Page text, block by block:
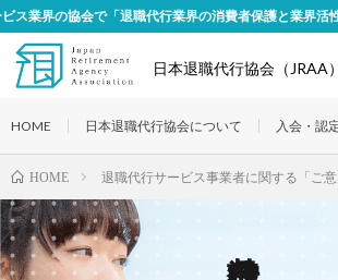
の協会で「退職代行業界の消費者保護と業界活性化
日本退職代行協会（JRAA）
HOME 日本退職代行協会について 入会・認
HOME 退職代行サービス事業者に関する「ご意